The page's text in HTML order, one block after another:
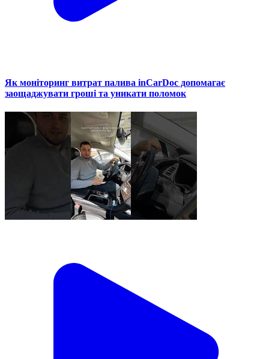
Як моніторинг витрат палива inCarDoc допомагає
заощаджувати гроші та уникати поломок